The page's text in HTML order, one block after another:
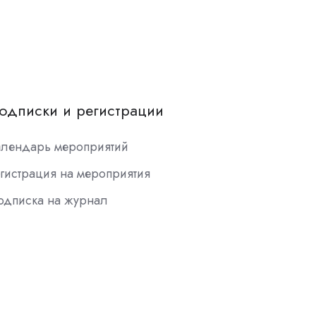
и регистрации
мероприятий
на мероприятия
на журнал